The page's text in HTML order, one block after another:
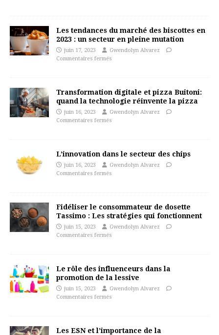
Les tendances du marché des biscottes en
2023 : un secteur en pleine mutation
juin 17, 2023
Gwendolyn Alvarez
Commentaires fermés
Transformation digitale et pizza Buitoni:
quand la technologie réinvente la pizza
juin 16, 2023
Gwendolyn Alvarez
Commentaires fermés
L’innovation dans le secteur des chips
juin 16, 2023
Gwendolyn Alvarez
Commentaires fermés
Fidéliser le consommateur de dosette
Tassimo : Les stratégies qui fonctionnent
juin 15, 2023
Gwendolyn Alvarez
Commentaires fermés
Le rôle des influenceurs dans la
promotion de la lessive
juin 15, 2023
Gwendolyn Alvarez
Commentaires fermés
Les ESN et l’importance de la